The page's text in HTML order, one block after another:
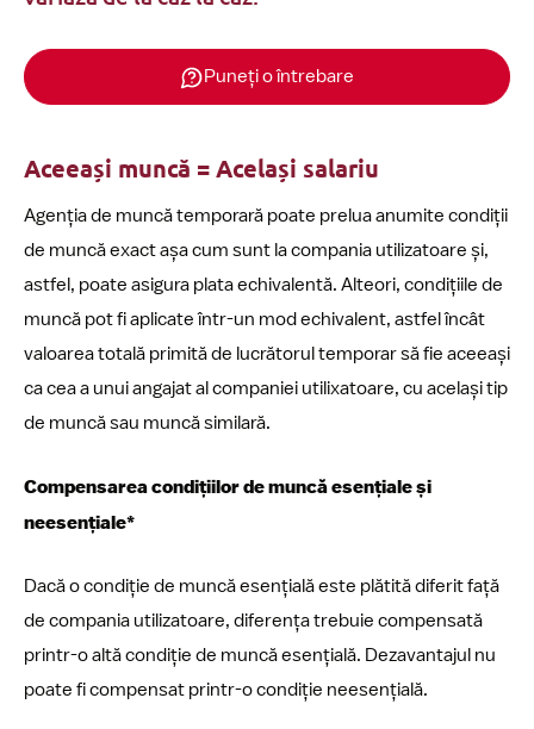
Puneți o întrebare
Aceeași muncă = Același salariu
Agenția de muncă temporară poate prelua anumite condiții
de muncă exact așa cum sunt la compania utilizatoare și,
astfel, poate asigura plata echivalentă. Alteori, condițiile de
muncă pot fi aplicate într-un mod echivalent, astfel încât
valoarea totală primită de lucrătorul temporar să fie aceeași
ca cea a unui angajat al companiei utilixatoare, cu același tip
de muncă sau muncă similară.
Compensarea condițiilor de muncă esențiale și
neesențiale*
Dacă o condiție de muncă esențială este plătită diferit față
de compania utilizatoare, diferența trebuie compensată
printr-o altă condiție de muncă esențială. Dezavantajul nu
poate fi compensat printr-o condiție neesențială.